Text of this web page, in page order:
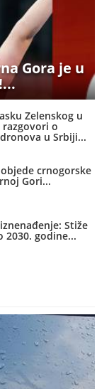
Gora je u
Zelenskog u
razgovori o
u Srbiji
crnogorske
Gori
Stiže
2030. godine